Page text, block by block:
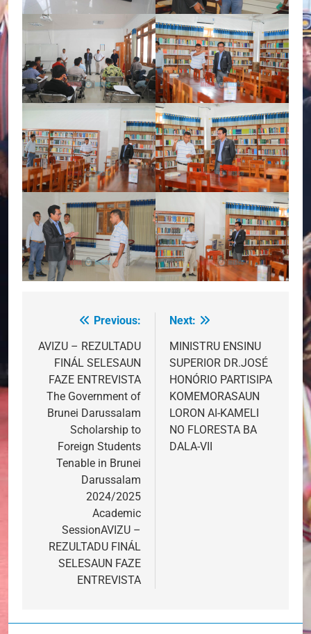
navigation
Previous:
AVIZU – REZULTADU
FINÁL SELESAUN
FAZE ENTREVISTA
The Government of
Brunei Darussalam
Scholarship to
Foreign Students
Tenable in Brunei
Darussalam
2024/2025
Academic
SessionAVIZU –
REZULTADU FINÁL
SELESAUN FAZE
ENTREVISTA
Next:
MINISTRU ENSINU
SUPERIOR DR.JOSÉ
HONÓRIO PARTISIPA
KOMEMORASAUN
LORON AI-KAMELI
NO FLORESTA BA
DALA-VII